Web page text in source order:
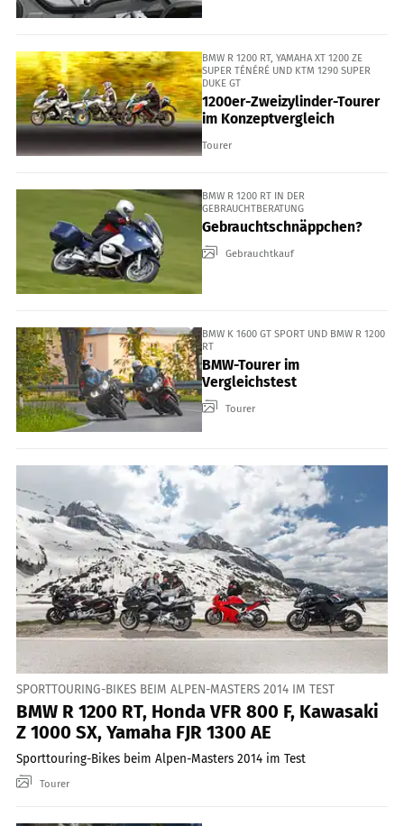
BMW R 1200 RT, YAMAHA XT 1200 ZE
SUPER TÉNÉRÉ UND KTM 1290 SUPER
DUKE GT
1200er-Zweizylinder-Tourer
im Konzeptvergleich
Tourer
BMW R 1200 RT IN DER
GEBRAUCHTBERATUNG
Gebrauchtschnäppchen?
Gebrauchtkauf
BMW K 1600 GT SPORT UND BMW R 1200
RT
BMW-Tourer im
Vergleichstest
Tourer
SPORTTOURING-BIKES BEIM ALPEN-MASTERS 2014 IM TEST
BMW R 1200 RT, Honda VFR 800 F, Kawasaki
Z 1000 SX, Yamaha FJR 1300 AE
Sporttouring-Bikes beim Alpen-Masters 2014 im Test
Tourer